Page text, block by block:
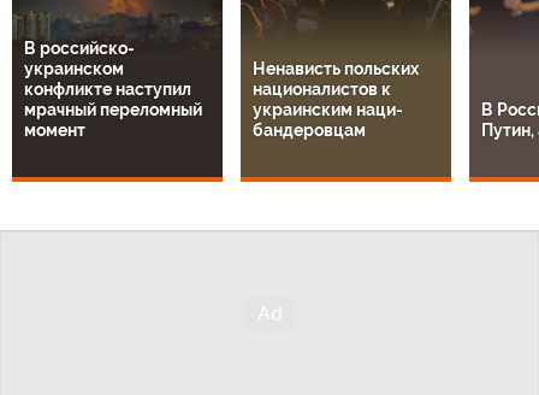
В российско-
украинском
конфликте наступил
мрачный переломный
момент
Ненависть польских
националистов к
украинским наци-
бандеровцам
В